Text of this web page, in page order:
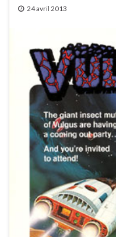
24 avril 2013